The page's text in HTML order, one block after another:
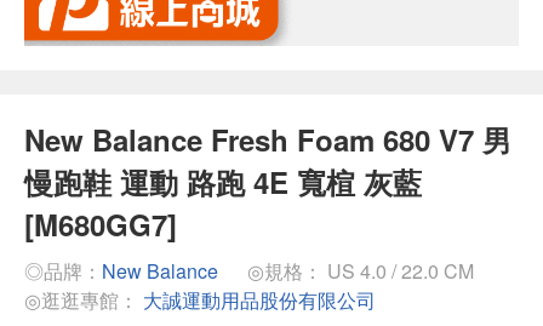
New Balance Fresh Foam 680 V7 男
慢跑鞋 運動 路跑 4E 寬楦 灰藍
[M680GG7]
◎品牌： New Balance
◎規格： US 4.0 / 22.0 CM
◎逛逛專館： 大誠運動用品股份有限公司